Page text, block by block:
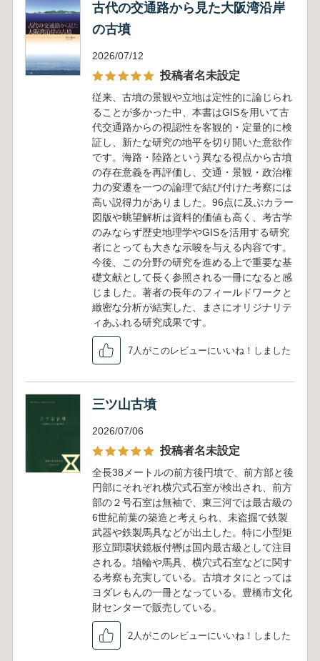
古代の交通路から見た大阪湾沿岸
の古墳
2026/07/12
投稿者名未設定
従来、古墳の景観や立地は定性的に論じられ
ることが多かった中、本書はGISを用いて古
代交通路からの視認性を客観的・定量的に検
証し、新たな研究の地平を切り開いた意欲作
です。海路・陸路という異なる視点から古墳
の存在意義を再評価し、交通・景観・政治権
力の変遷を一つの論理で結び付けた考察には
高い説得力がありました。96点に及ぶカラー
図版や眺望解析は資料的価値も高く、考古学
のみならず歴史地理学やGISを活用する研究
者にとっても大きな示唆を与える内容です。
今後、この分野の研究を進める上で重要な基
礎文献として長く参照される一冊になると感
じました。著者の長年のフィールドワークと
緻密な分析が結実した、まさにオリジナリテ
ィあふれる研究成果です。
7人がこのレビューにいいね！しました
三ツ山古墳
2026/07/06
投稿者名未設定
全長38メートルの前方後円墳で、前方部と後
円部にそれぞれ横穴式石室が検出され、前方
部の２号石室は無袖で、東三河では最古級の
6世紀前葉の築造と考えられ、未盗掘で鉄製
武器や鉄製馬具などが出土した。特に小型矩
形立聞環状鏡板付轡は国内最古級として注目
される。埴輪や馬具、横穴式石室などに関す
る考察も充実している。古墳オタにとっては
ヨダレもんの一冊となっている。豊橋市文化
財センターで販売している。
2人がこのレビューにいいね！しました